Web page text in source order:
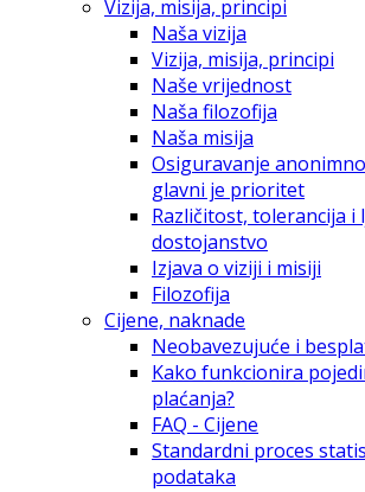
Vizija, misija, principi
Naša vizija
Vizija, misija, principi
Naše vrijednost
Naša filozofija
Naša misija
Osiguravanje
glavni je prioritet
Različitost, tolerancija i
dostojanstvo
Izjava o viziji i misiji
Filozofija
Cijene, naknade
Neobavezujuće i
Kako funkcionira
plaćanja?
FAQ - Cijene
Standardni proces
podataka